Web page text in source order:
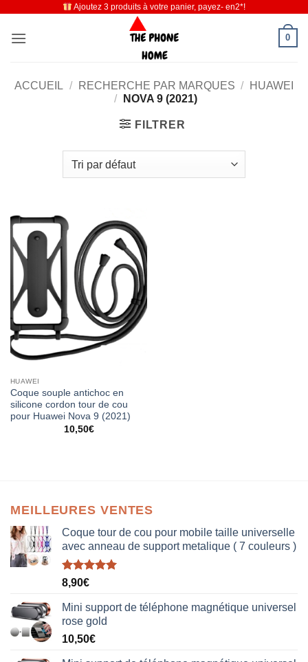
contenu
Ajoutez 3 produits à votre panier, payez- en2*!
0
ACCUEIL / RECHERCHE PAR MARQUES /
HUAWEI
/
NOVA 9 (2021)
FILTRER
HUAWEI
Coque souple antichoc en
silicone cordon tour de cou
pour Huawei Nova 9 (2021)
10,50€
MEILLEURES VENTES
Coque tour de cou pour mobile taille universelle
avec anneau de support metalique ( 7 couleurs )
Note5.00
8,90€
Mini support de téléphone magnétique universel
rose gold
10,50€